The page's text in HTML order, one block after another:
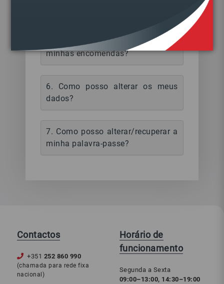
5. Como posso ver o histórico das
minhas encomendas?
6. Como posso alterar os meus
dados?
7. Como posso alterar/recuperar a
minha palavra-passe?
Contactos
+351 252 860 990
(chamada para rede fixa
nacional)
Horário de
funcionamento
Segunda a Sexta
09:00–13:00, 14:30–19:00